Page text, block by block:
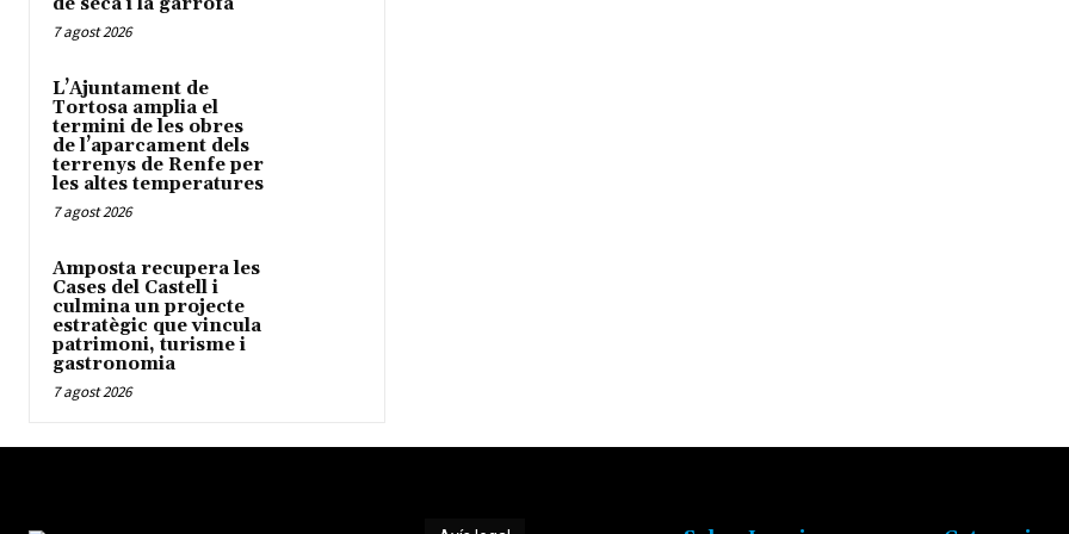
7 agost 2026
L’Ajuntament de
Tortosa amplia el
termini de les obres
de l’aparcament dels
terrenys de Renfe per
les altes temperatures
7 agost 2026
Amposta recupera les
Cases del Castell i
culmina un projecte
estratègic que vincula
patrimoni, turisme i
gastronomia
7 agost 2026